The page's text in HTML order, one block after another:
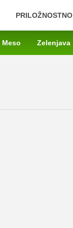
PRILOŽNOSTNO
Meso Zelenjava